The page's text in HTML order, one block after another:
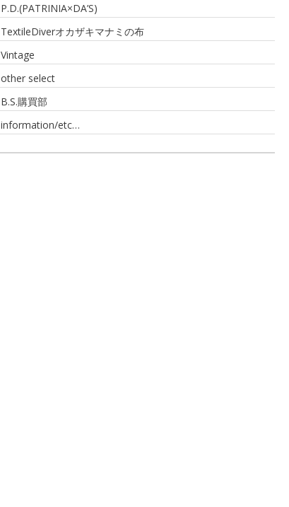
P.D.(PATRINIA×DA’S)
TextileDiverオカザキマナミの布
Vintage
other select
B.S.購買部
information/etc…